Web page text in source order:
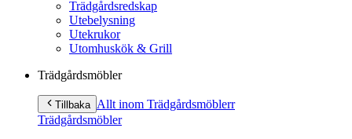
Trädgårdsredskap
Utebelysning
Utekrukor
Utomhuskök & Grill
Trädgårdsmöbler
Tillbaka Allt inom Trädgårdsmöblerr
Trädgårdsmöbler